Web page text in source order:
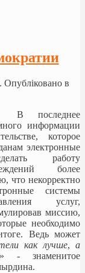
Опубліковано в
В последнее
информации
которое
электронные
работу
более
что некорректно
системы
услуг,
миссию,
необходимо
Ведь может
как лучше,а
» - знаменитое